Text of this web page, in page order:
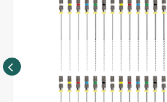
tilgængelig i stål, varenr.
iM3 Control Cut: ISO størrelsen
nummer på tværs af iM3’s filer, H-
Points og Paper Points.